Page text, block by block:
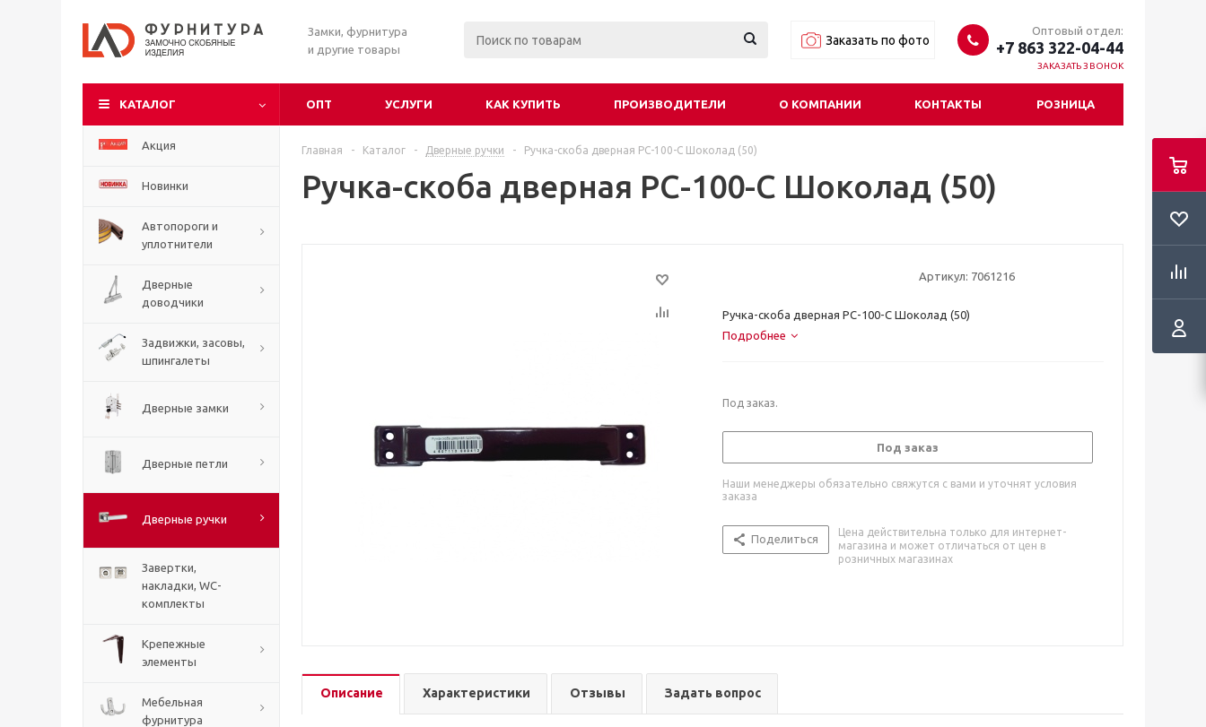
Замки, фурнитура
и другие товары
Заказать по фото
Оптовый отдел:
+7 863 322-04-44
ЗАКАЗАТЬ ЗВОНОК
КАТАЛОГ ОПТ УСЛУГИ КАК КУПИТЬ ПРОИЗВОДИТЕЛИ О КОМПАНИИ КОНТАКТЫ РОЗНИЦА
Акция
Новинки
Автопороги и
уплотнители
Дверные
доводчики
Задвижки, засовы,
шпингалеты
Дверные замки
Дверные петли
Дверные ручки
Завертки,
накладки, WC-
комплекты
Крепежные
элементы
Мебельная
фурнитура
Главная - Каталог - Дверные ручки - Ручка-скоба дверная РС-100-С Шоколад (50)
Ручка-скоба дверная РС-100-С Шоколад (50)
Артикул: 7061216
Ручка-скоба дверная РС-100-С Шоколад (50)
Подробнее
Под заказ.
Под заказ
Наши менеджеры обязательно свяжутся с вами и уточнят условия
заказа
Поделиться
Цена действительна только для интернет-
магазина и может отличаться от цен в
розничных магазинах
Описание Характеристики Отзывы Задать вопрос